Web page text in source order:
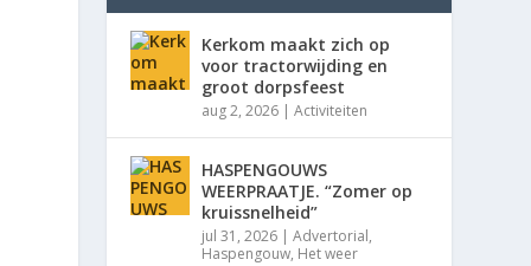
Kerkom maakt zich op
voor tractorwijding en
groot dorpsfeest
aug 2, 2026 |Activiteiten
HASPENGOUWS
WEERPRAATJE. “Zomer op
kruissnelheid”
jul 31, 2026 |Advertorial,
Haspengouw, Het weer